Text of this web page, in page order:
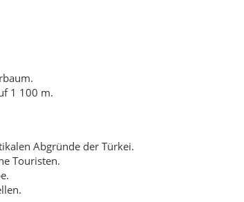
1 100 m.
Abgründe der Türkei.
Touristen.